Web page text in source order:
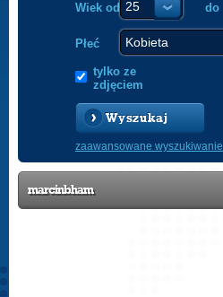
Wiek od do
Płeć
tylko ze
zdjęciem
Wyszukaj
zaawansowane wyszukiwanie
marcinbham